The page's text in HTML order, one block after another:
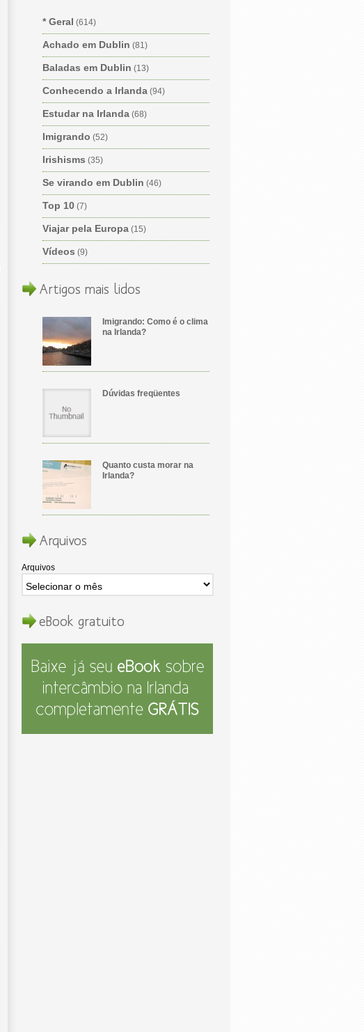
* Geral (614)
Achado em Dublin (81)
Baladas em Dublin (13)
Conhecendo a Irlanda (94)
Estudar na Irlanda (68)
Imigrando (52)
Irishisms (35)
Se virando em Dublin (46)
Top 10 (7)
Viajar pela Europa (15)
Vídeos (9)
Artigos mais lidos
Imigrando: Como é o clima
na Irlanda?
Dúvidas freqüentes
Quanto custa morar na
Irlanda?
Arquivos
Arquivos
eBook gratuito